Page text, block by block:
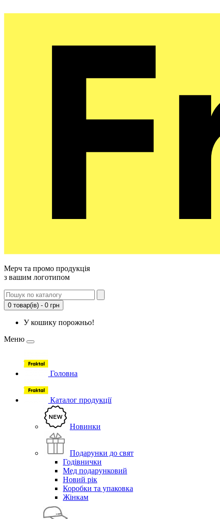
Мерч та промо продукція
з вашим логотипом
0 товар(ів) - 0 грн
У кошику порожньо!
Меню
Головна
Каталог продукції
Новинки
Подарунки до свят
Годівнички
Мед подарунковий
Новий рік
Коробки та упаковка
Жінкам